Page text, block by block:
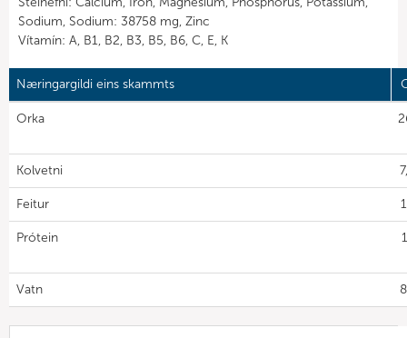
Sodium, Sodium: 38758 mg, Zinc
Vítamín: A, B1, B2, B3, B5, B6, C, E, K
Næringargildi eins skammts
Orka
Kolvetni
Feitur
Prótein
Vatn